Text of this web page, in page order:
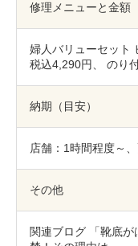
修理メニューと金額
婦人バリューセット
税込4,290円、 のり
納期（目安）
店舗：1時間程度～
その他
関連ブログ
「靴底